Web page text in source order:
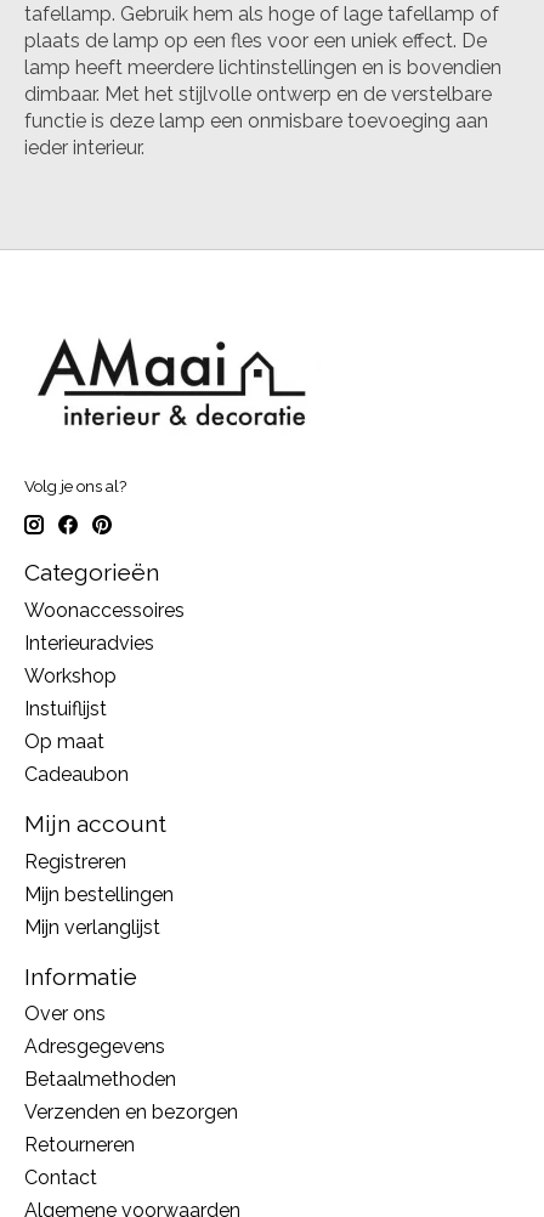
tafellamp. Gebruik hem als hoge of lage tafellamp of
plaats de lamp op een fles voor een uniek effect. De
lamp heeft meerdere lichtinstellingen en is bovendien
dimbaar. Met het stijlvolle ontwerp en de verstelbare
functie is deze lamp een onmisbare toevoeging aan
ieder interieur.
Volg je ons al?
Categorieën
Woonaccessoires
Interieuradvies
Workshop
Instuiflijst
Op maat
Cadeaubon
Mijn account
Registreren
Mijn bestellingen
Mijn verlanglijst
Informatie
Over ons
Adresgegevens
Betaalmethoden
Verzenden en bezorgen
Retourneren
Contact
Algemene voorwaarden